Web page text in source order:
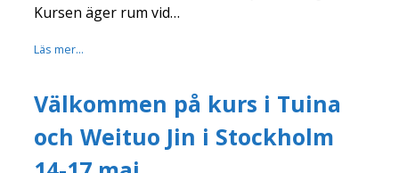
Kursen äger rum vid…
Läs mer...
Välkommen på kurs i Tuina
och Weituo Jin i Stockholm